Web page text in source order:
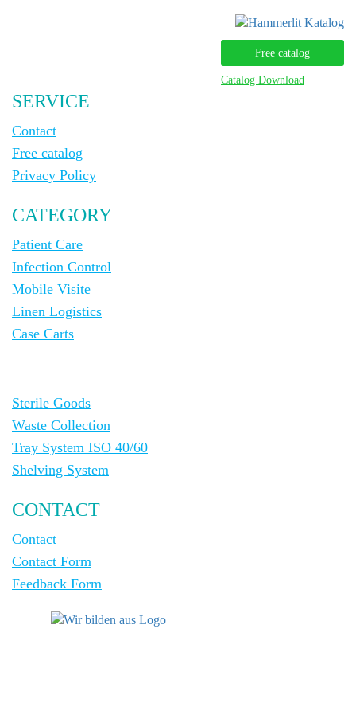
Free catalog
Catalog Download
SERVICE
Contact
Free catalog
Privacy Policy
CATEGORY
Patient Care
Infection Control
Mobile Visite
Linen Logistics
Case Carts
Sterile Goods
Waste Collection
Tray System ISO 40/60
Shelving System
CONTACT
Contact
Contact Form
Feedback Form